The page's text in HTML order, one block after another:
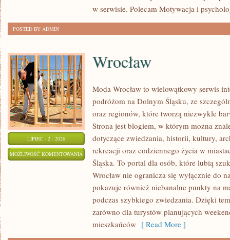
w serwisie. Polecam Motywacja i
POSTED BY ADMIN
LIPIEC - 2 - 2026
MOŻLIWOŚĆ KOMENTOWANIA WROCŁAW
Wrocław
Moda Wrocław to wielowątkowy serwis
podróżom na Dolnym Śląsku, ze
oraz regionów, które tworzą niezwykle
Strona jest blogiem, w którym można
dotyczące zwiedzania, historii, kultury,
rekreacji oraz codziennego życia w
Śląska. To portal dla osób, które lubią
Wrocław nie ogranicza się wyłącznie do
pokazuje również niebanalne punkty na
podczas szybkiego zwiedzania. Dzięki
zarówno dla turystów planujących
mieszkańców [ Read More ]